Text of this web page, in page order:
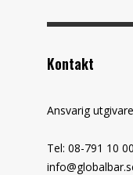
Kontakt
Ansvarig
Tel: 08-791 10 00